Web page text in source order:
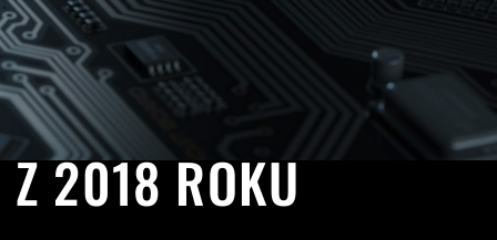
107”
Z 2018 ROKU